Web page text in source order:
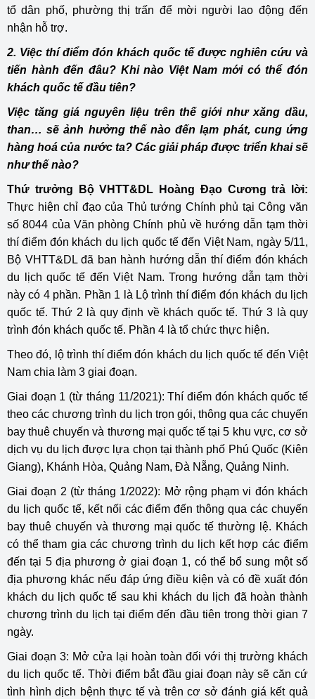
tổ dân phố, phường thị trấn để mời người lao động đến
nhận hỗ trợ.
2. Việc thí điểm đón khách quốc tế được nghiên cứu và
tiến hành đến đâu? Khi nào Việt Nam mới có thể đón
khách quốc tế đầu tiên?
Việc tăng giá nguyên liệu trên thế giới như xăng dầu,
than… sẽ ảnh hưởng thế nào đến lạm phát, cung ứng
hàng hoá của nước ta? Các giải pháp được triển khai sẽ
như thế nào?
Thứ trưởng Bộ VHTT&DL Hoàng Đạo Cương trả lời:
Thực hiện chỉ đạo của Thủ tướng Chính phủ tại Công văn
số 8044 của Văn phòng Chính phủ về hướng dẫn tạm thời
thí điểm đón khách du lịch quốc tế đến Việt Nam, ngày 5/11,
Bộ VHTT&DL đã ban hành hướng dẫn thí điểm đón khách
du lịch quốc tế đến Việt Nam. Trong hướng dẫn tạm thời
này có 4 phần. Phần 1 là Lộ trình thí điểm đón khách du lịch
quốc tế. Thứ 2 là quy định về khách quốc tế. Thứ 3 là quy
trình đón khách quốc tế. Phần 4 là tổ chức thực hiện.
Theo đó, lộ trình thí điểm đón khách du lịch quốc tế đến Việt
Nam chia làm 3 giai đoạn.
Giai đoạn 1 (từ tháng 11/2021): Thí điểm đón khách quốc tế
theo các chương trình du lịch trọn gói, thông qua các chuyến
bay thuê chuyến và thương mại quốc tế tại 5 khu vực, cơ sở
dịch vụ du lịch được lựa chọn tại thành phố Phú Quốc (Kiên
Giang), Khánh Hòa, Quảng Nam, Đà Nẵng, Quảng Ninh.
Giai đoạn 2 (từ tháng 1/2022): Mở rộng phạm vi đón khách
du lịch quốc tế, kết nối các điểm đến thông qua các chuyến
bay thuê chuyến và thương mại quốc tế thường lệ. Khách
có thể tham gia các chương trình du lịch kết hợp các điểm
đến tại 5 địa phương ở giai đoạn 1, có thể bổ sung một số
địa phương khác nếu đáp ứng điều kiện và có đề xuất đón
khách du lịch quốc tế sau khi khách du lịch đã hoàn thành
chương trình du lịch tại điểm đến đầu tiên trong thời gian 7
ngày.
Giai đoạn 3: Mở cửa lại hoàn toàn đối với thị trường khách
du lịch quốc tế. Thời điểm bắt đầu giai đoạn này sẽ căn cứ
tình hình dịch bệnh thực tế và trên cơ sở đánh giá kết quả